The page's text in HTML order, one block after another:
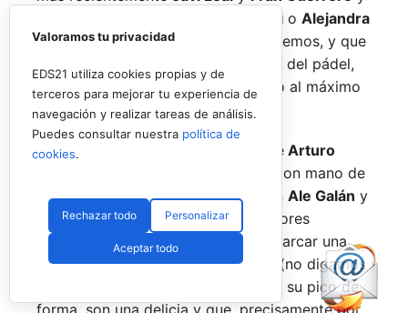
Miguel Lamperti o Alejandra
Salazar,a los que siempre recordaremos, y que
están en su etapa más «disfrutona» del pádel,
pensando más en vivir cada partido al máximo
que en los puntos o los títulos.
No por ello hemos de olvidarnos de Arturo
que rigen con mano de
hierro el circuito pero que tienen en Ale Galán y
Fede Chingottoa dos competidores
sublimes. Dos parejas llamadas a marcar una
época por lo difícil que es jugarles (no digamos
ya ganarles) y que cuando están en su pico de
forma, son una delicia y que, precisamente por
Valoramos tu privacidad
EDS21 utiliza cookies propias y de
terceros para mejorar tu experiencia de
navegación y realizar tareas de análisis.
Puedes consultar nuestra política de
cookies.
Rechazar todo Personalizar
Aceptar todo